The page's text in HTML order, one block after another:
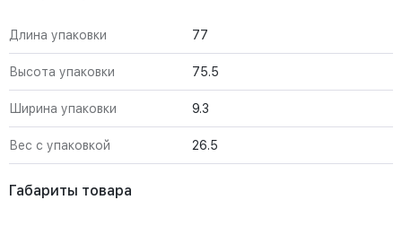
Длина упаковки 77
Высота упаковки 75.5
Ширина упаковки 9.3
Вес с упаковкой 26.5
Габариты товара